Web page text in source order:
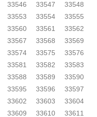
33546 33547
33548
33553 33554
33555
33560 33561
33562
33567 33568
33569
33574 33575
33576
33581 33582
33583
33588 33589
33590
33595 33596
33597
33602 33603
33604
33609 33610
33611